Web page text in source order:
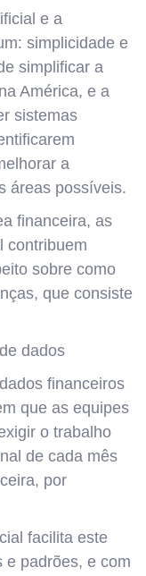
e a
simplicidade e
simplificar a
América, e a
sistemas
a
áreas possíveis.
financeira, as
contribuem
sobre como
que consiste
dados
financeiros
que as equipes
o trabalho
de cada mês
por
facilita este
e padrões, e com